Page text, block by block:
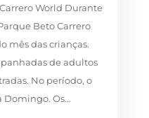
World Durante
Beto Carrero
mês das crianças.
de adultos
No período, o
Domingo. Os...